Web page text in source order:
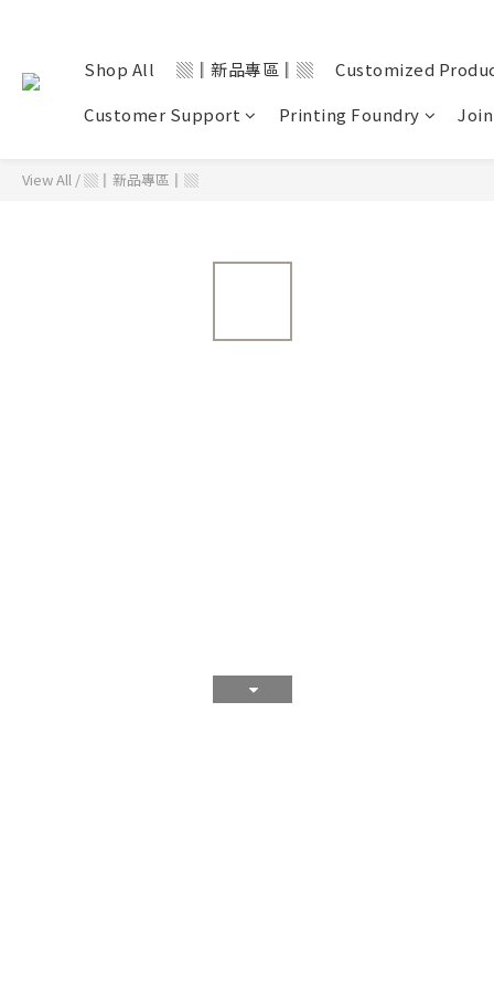
Shop All ▒║新品專區║▒ Customized
Customer Support
Printing Foundry
View All /▒║新品專區║▒